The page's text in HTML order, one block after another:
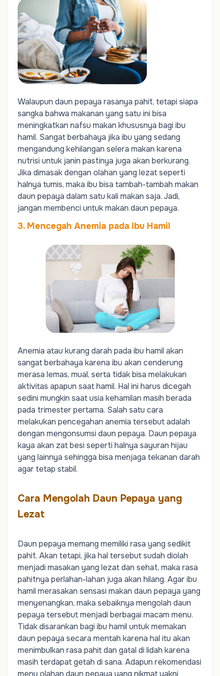
Walaupun daun pepaya rasanya pahit, tetapi siapa
sangka bahwa makanan yang satu ini bisa
meningkatkan nafsu makan khususnya bagi ibu
hamil. Sangat berbahaya jika ibu yang sedang
mengandung kehilangan selera makan karena
nutrisi untuk janin pastinya juga akan berkurang.
Jika dimasak dengan olahan yang lezat seperti
halnya tumis, maka ibu bisa tambah-tambah makan
daun pepaya dalam satu kali makan saja. Jadi,
jangan membenci untuk makan daun pepaya.
3. Mencegah Anemia pada Ibu Hamil
Anemia atau kurang darah pada ibu hamil akan
sangat berbahaya karena ibu akan cenderung
merasa lemas, mual, serta tidak bisa melakukan
aktivitas apapun saat hamil. Hal ini harus dicegah
sedini mungkin saat usia kehamilan masih berada
pada trimesterpertama. Salah satu cara
melakukan pencegahan anemia tersebut adalah
dengan mengonsumsi daun pepaya. Daun pepaya
kaya akan zat besi seperti halnya sayuran hijau
yang lainnya sehingga bisa menjaga tekanan darah
agar tetap stabil.
Cara Mengolah Daun Pepaya yang
Lezat
Daun pepaya memang memiliki rasa yang sedikit
pahit. Akan tetapi, jika hal tersebut sudah diolah
menjadi masakan yang lezat dan sehat, maka rasa
pahitnya perlahan-lahan juga akan hilang. Agar ibu
hamil merasakan sensasi makan daun pepaya yang
menyenangkan, maka sebaiknya mengolah daun
pepaya tersebut menjadi berbagai macam menu.
Tidak disarankan bagi ibu hamil untuk memakan
daun pepaya secara mentah karena hal itu akan
menimbulkan rasa pahit dan gatal di lidah karena
masih terdapat getah di sana. Adapun rekomendasi
menu olahan daun pepaya yang nikmat yakni